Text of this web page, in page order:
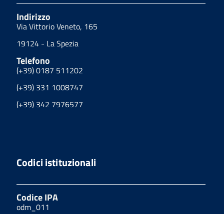
Indirizzo
Via Vittorio Veneto, 165
19124 - La Spezia
Telefono
(+39) 0187 511202
(+39) 331 1008747
(+39) 342 7976577
Codici istituzionali
Codice IPA
odm_011